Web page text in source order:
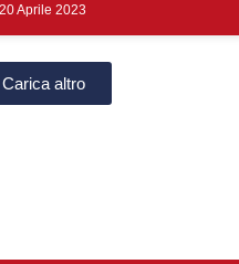
20 Aprile 2023
Carica altro